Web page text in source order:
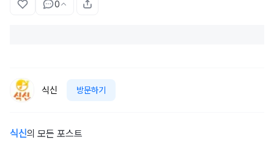
0
식신 방문하기
식신의 모든 포스트